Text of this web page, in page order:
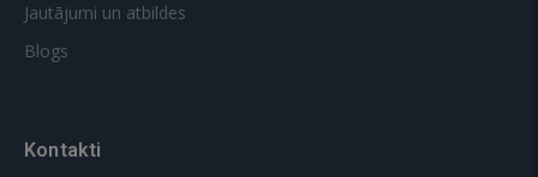
Jautājumi un atbildes
Blogs
Kontakti